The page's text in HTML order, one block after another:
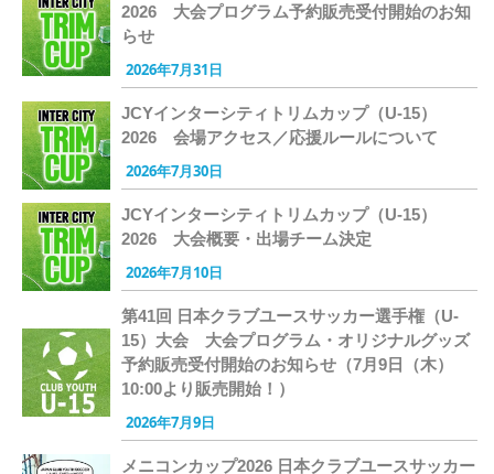
2026 大会プログラム予約販売受付開始のお知
らせ
2026年7月31日
JCYインターシティトリムカップ（U-15）
2026 会場アクセス／応援ルールについて
2026年7月30日
JCYインターシティトリムカップ（U-15）
2026 大会概要・出場チーム決定
2026年7月10日
第41回 日本クラブユースサッカー選手権（U-
15）大会 大会プログラム・オリジナルグッズ
予約販売受付開始のお知らせ（7月9日（木）
10:00より販売開始！）
2026年7月9日
メニコンカップ2026 日本クラブユースサッカー